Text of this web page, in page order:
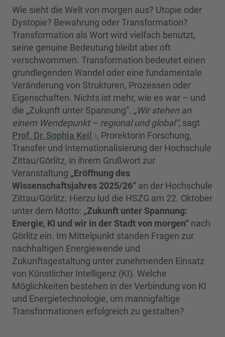
Wie sieht die Welt von morgen aus? Utopie oder
Dystopie? Bewahrung oder Transformation?
Transformation als Wort wird vielfach benutzt,
seine genuine Bedeutung bleibt aber oft
verschwommen. Transformation bedeutet einen
grundlegenden Wandel oder eine fundamentale
Veränderung von Strukturen, Prozessen oder
Eigenschaften. Nichts ist mehr, wie es war – und
die „Zukunft unter Spannung“. „Wir stehen an
einem Wendepunkt – regional und global“, sagt
Prof. Dr. Sophia Keil
, Prorektorin Forschung,
Transfer und Internationalisierung der Hochschule
Zittau/Görlitz, in ihrem Grußwort zur
Veranstaltung „Eröffnung des
Wissenschaftsjahres 2025/26“ an der Hochschule
Zittau/Görlitz. Hierzu lud die HSZG am 22. Oktober
unter dem Motto: „Zukunft unter Spannung:
Energie, KI und wir in der Stadt von morgen“ nach
Görlitz ein. Im Mittelpunkt standen Fragen zur
nachhaltigen Energiewende und
Zukunftsgestaltung unter zunehmenden Einsatz
von Künstlicher Intelligenz (KI). Welche
Möglichkeiten bestehen in der Verbindung von KI
und Energietechnologie, um mannigfaltige
Transformationen erfolgreich zu gestalten?